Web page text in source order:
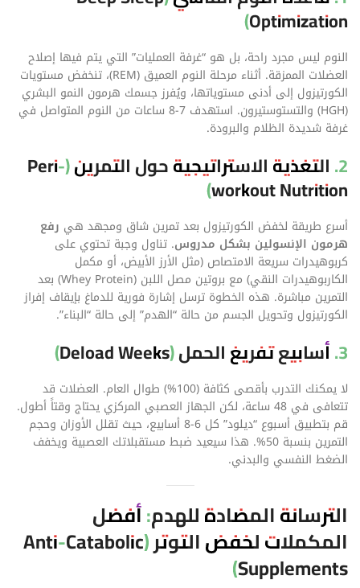
Optimization)
النوم ليس مجرد راحة، بل هو “غرفة العمليات” التي يتم فيها إصلاح
العضلات الممزقة. أثناء مرحلة النوم العميق (REM)، تنخفض مستويات
الكورتيزول إلى أدنى مستوياتها، ويُفرز جسمك هرمون النمو البشري
(HGH) والتستوستيرون. استهدف 7-8 ساعات من النوم المتواصل في
غرفة شديدة الظلام والبرودة.
2. التغذية الاستراتيجية حول التمرين (Peri-
workout Nutrition)
أسرع طريقة لخفض الكورتيزول بعد تمرين شاق ومجهد هي رفع
هرمون الإنسولين بشكل مدروس. تناول وجبة تحتوي على
كربوهيدرات سريعة الامتصاص (مثل الأرز الأبيض، أو مكمل
الكاربوهيدرات النقي) مع بروتين مصل اللبن (Whey Protein) بعد
التمرين مباشرة. هذه الخطوة ترسل إشارة فورية للدماغ بإيقاف إفراز
الكورتيزول وتحويل الجسم من حالة “الهدم” إلى حالة “البناء”.
3. أسابيع تفريغ الحمل (Deload Weeks)
لا يمكنك التدرب بأقصى كثافة (100%) طوال العام. العضلات قد
تتعافى في 48 ساعة، لكن الجهاز العصبي المركزي يحتاج وقتاً أطول.
قم بتطبيق أسبوع “ديلود” كل 6-8 أسابيع، حيث تقلل الأوزان وحجم
التمرين بنسبة 50%. هذا سيعيد ضبط مستقبلاتك العصبية ويخفف
الضغط النفسي والبدني.
الترسانة المضادة للهدم: أفضل
المكملات لخفض التوتر (Anti-Catabolic
Supplements)